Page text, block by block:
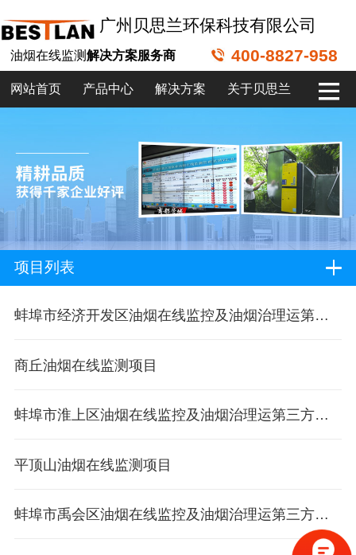
广州贝思兰环保科技有限公司
油烟在线监测解决方案服务商 400-8827-958
网站首页 产品中心 解决方案 关于贝思兰
项目列表
蚌埠市经济开发区油烟在线监控及油烟治理运第三方运营项目
商丘油烟在线监测项目
蚌埠市淮上区油烟在线监控及油烟治理运第三方运营项目
平顶山油烟在线监测项目
蚌埠市禹会区油烟在线监控及油烟治理运第三方运营项目